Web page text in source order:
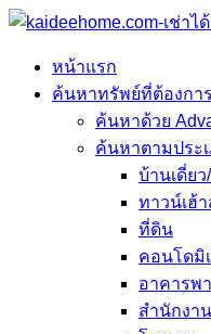
หน้าแรก
ค้นหาทรัพย์ที่ต้องการ
ค้นหาด้วย
ค้นหาตามประ
บ้านเดี่ย
ทาวน์เฮ้
ที่ดิน
คอนโดมิ
อาคารพ
สำนักงาน